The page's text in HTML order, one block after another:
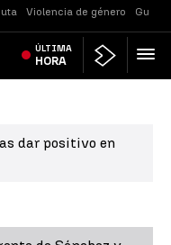
Violencia de género
ÚLTIMA
HORA
dar positivo en